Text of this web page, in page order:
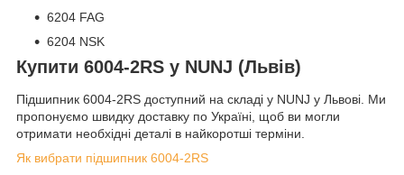
6204 FAG
6204 NSK
Купити 6004-2RS у NUNJ (Львів)
Підшипник 6004-2RS доступний на складі у NUNJ у Львові. Ми
пропонуємо швидку доставку по Україні, щоб ви могли
отримати необхідні деталі в найкоротші терміни.
Як вибрати підшипник 6004-2RS